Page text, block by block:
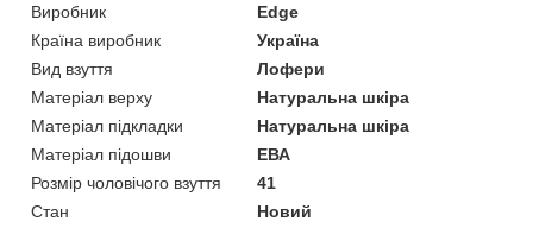
Виробник
Edge
Країна виробник
Україна
Вид взуття
Лофери
Матеріал верху
Натуральна шкіра
Матеріал підкладки
Натуральна шкіра
Матеріал підошви
ЕВА
Розмір чоловічого взуття
41
Стан
Новий